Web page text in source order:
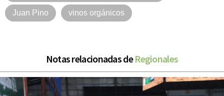
Juan Pino vinos orgánicos
Notas relacionadas deRegionales